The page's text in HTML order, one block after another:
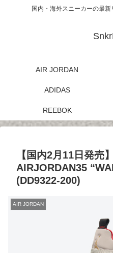
国内・海外スニーカーの最
AIR JORDAN
ADIDAS
REEBOK
【国内2月11日発売
AIRJORDAN35
(DD9322-200)
AIR JORDAN